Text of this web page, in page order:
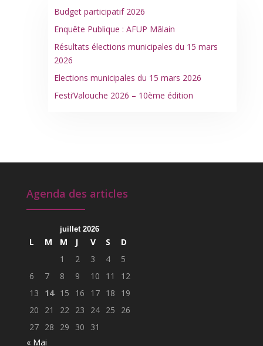
Budget participatif 2026
Enquête Publique : AFUP Mâlain
Résultats élections municipales du 15 mars
2026
Elections municipales du 15 mars 2026
Festi’Valouche 2026 – 10ème édition
Agenda des articles
juillet 2026
L M M J V S
D
1
2 3 4
5
6
7 8 9 10 11
12
13
14 15 16 17 18
19
20
21 22 23 24 25
26
27 28 29 30
31
« Mai